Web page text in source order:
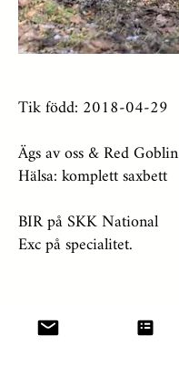
Tik född: 2018-04-29
Ägs av oss & Red Goblin
Hälsa: komplett saxbett
BIR på SKK National
Exc på specialitet.